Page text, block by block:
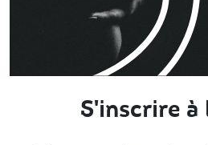
S'inscrire